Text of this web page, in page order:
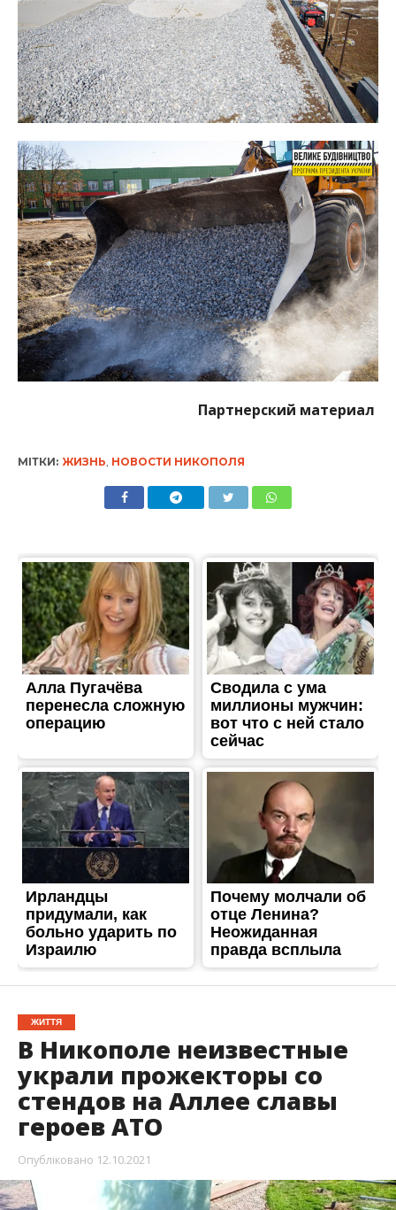
Партнерский материал
МІТКИ: ЖИЗНЬ, НОВОСТИ НИКОПОЛЯ
ЖИТТЯ
В Никополе неизвестные
украли прожекторы со
стендов на Аллее славы
героев АТО
Опубліковано 12.10.2021